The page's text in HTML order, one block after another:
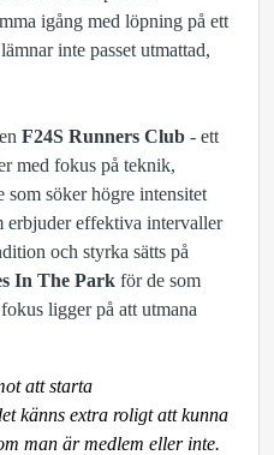
igång med löpning på ett
inte passet utmattad,
F24S Runners Club - ett
med fokus på teknik,
som söker högre intensitet
erbjuder effektiva intervaller
och styrka sätts på
In The Park för de som
ligger på att utmana
att starta
känns extra roligt att kunna
man är medlem eller inte.